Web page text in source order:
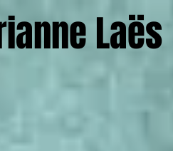
Laës